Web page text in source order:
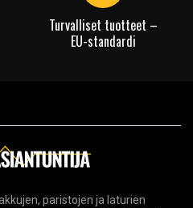
Turvalliset tuotteet –
EU-standardi
paristojen ja laturien